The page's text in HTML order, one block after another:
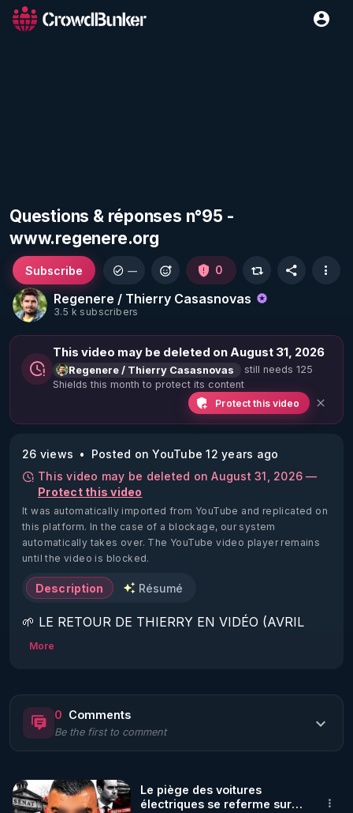
Questions & réponses n°95 -
www.regenere.org
Regenere / Thierry Casasnovas
3.5 k subscribers
Subscribe — 0
This video may be deleted on August 31, 2026
Regenere / Thierry Casasnovas
still needs 125
Shields this month to protect its content
Protect this video
26 views
Posted on YouTube 12 years ago
This video may be deleted on August 31, 2026 —
Protect this video
It was automatically imported from YouTube and replicated on
this platform. In the case of a blockage, our system
automatically takes over. The YouTube video player remains
until the video is blocked.
Description Résumé
🌱 LE RETOUR DE THIERRY EN VIDÉO (AVRIL
2022)!
https://www.rgnr.fr/presentation.html
🌱 LE MAGAZINE RÉGÉNÈRE
More
0 Comments
Be the first to comment
Le piège des voitures
électriques se referme sur